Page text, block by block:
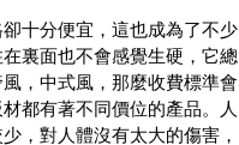
十分便宜，這也成為了不少
裏面也不會感覺生硬，它總
，中式風，那麼收費標準會
都有著不同價位的產品。人
，對人體沒有太大的傷害，